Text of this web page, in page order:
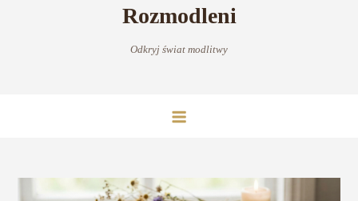
Rozmodleni
Odkryj świat modlitwy